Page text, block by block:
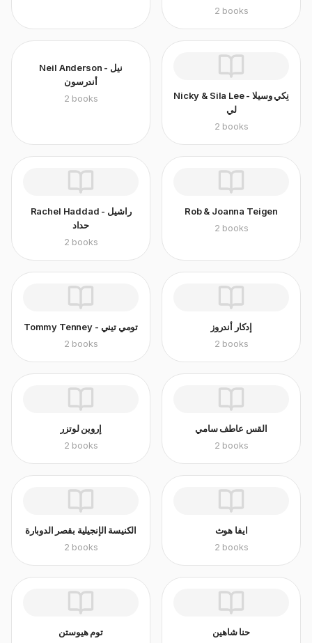
2 books
Neil Anderson - نيل
أندرسون
2 books
Nicky & Sila Lee - نِكي وسيلا
لي
2 books
Rachel Haddad - راشيل
حداد
2 books
Rob & Joanna Teigen
2 books
Tommy Tenney - تومي تيني
2 books
إدكار أندروز
2 books
إروين لوتزر
2 books
القس عاطف سامي
2 books
الكنيسة الإنجيلية بقصر الدوبارة
2 books
ايفا هوث
2 books
توم هيوستن
حنا شاهين